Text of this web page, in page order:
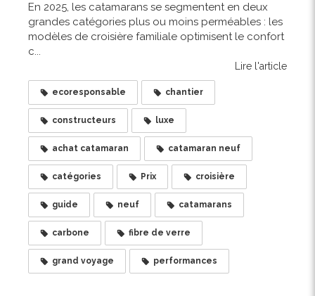
En 2025, les catamarans se segmentent en deux
grandes catégories plus ou moins perméables : les
modèles de croisière familiale optimisent le confort
c...
Lire l'article
ecoresponsable chantier
constructeurs luxe
achat catamaran catamaran neuf
catégories Prix croisière
guide neuf catamarans
carbone fibre de verre
grand voyage performances